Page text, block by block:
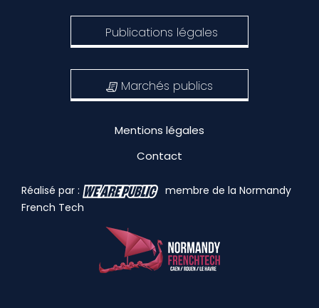
Publications légales
Marchés publics
Mentions légales
Contact
Réalisé par :
membre de la Normandy
French Tech